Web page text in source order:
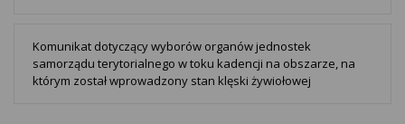
Komunikat dotyczący wyborów organów jednostek
samorządu terytorialnego w toku kadencji na obszarze, na
którym został wprowadzony stan klęski żywiołowej